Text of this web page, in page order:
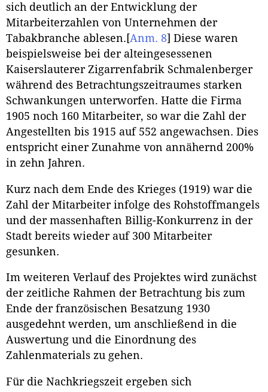
sich deutlich an der Entwicklung der
Mitarbeiterzahlen von Unternehmen der
Tabakbranche ablesen. [Anm. 8] Diese waren
beispielsweise bei der alteingesessenen
Kaiserslauterer Zigarrenfabrik Schmalenberger
während des Betrachtungszeitraumes starken
Schwankungen unterworfen. Hatte die Firma
1905 noch 160 Mitarbeiter, so war die Zahl der
Angestellten bis 1915 auf 552 angewachsen. Dies
entspricht einer Zunahme von annähernd 200%
in zehn Jahren.
Kurz nach dem Ende des Krieges (1919) war die
Zahl der Mitarbeiter infolge des Rohstoffmangels
und der massenhaften Billig-Konkurrenz in der
Stadt bereits wieder auf 300 Mitarbeiter
gesunken.
Im weiteren Verlauf des Projektes wird zunächst
der zeitliche Rahmen der Betrachtung bis zum
Ende der französischen Besatzung 1930
ausgedehnt werden, um anschließend in die
Auswertung und die Einordnung des
Zahlenmaterials zu gehen.
Für die Nachkriegszeit ergeben sich